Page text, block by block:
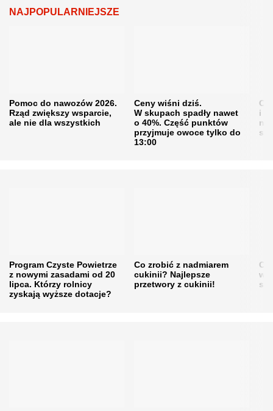
NAJPOPULARNIEJSZE
Pomoc do nawozów 2026.
Rząd zwiększy wsparcie,
ale nie dla wszystkich
Ceny wiśni dziś.
W skupach spadły nawet
o 40%. Część punktów
przyjmuje owoce tylko do
13:00
i
Program Czyste Powietrze
z nowymi zasadami od 20
lipca. Którzy rolnicy
zyskają wyższe dotacje?
Co zrobić z nadmiarem
cukinii? Najlepsze
przetwory z cukinii!
w